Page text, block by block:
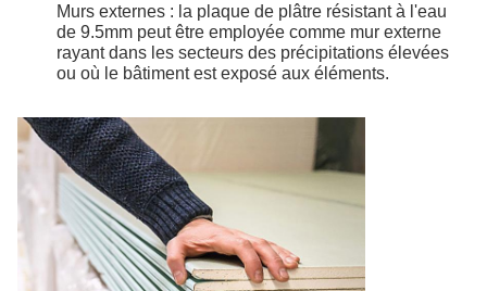
Murs externes : la plaque de plâtre résistant à l'eau
de 9.5mm peut être employée comme mur externe
rayant dans les secteurs des précipitations élevées
ou où le bâtiment est exposé aux éléments.